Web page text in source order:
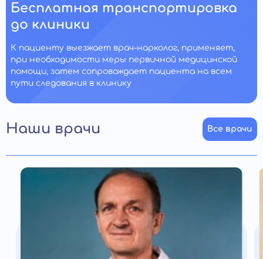
Бесплатная транспортировка
до клиники
К пациенту выезжает врач-нарколог, применяет,
при необходимости меры первичной медицинской
помощи, затем сопровождает пациента на всем
пути следования в клинику
Наши врачи Все врачи